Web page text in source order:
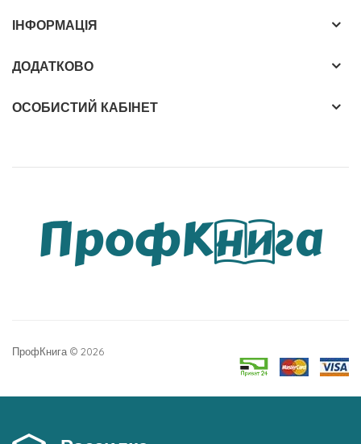
ІНФОРМАЦІЯ
ДОДАТКОВО
ОСОБИСТИЙ КАБІНЕТ
ПрофКнига © 2026